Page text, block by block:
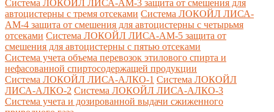
Система ЛОКОЙЛ ЛИСА-AM-3 защита от смешения для
автоцистерны с тремя отсеками Система ЛОКОЙЛ ЛИСА-
AM-4 защита от смешения для автоцистерны с четырьмя
отсеками Система ЛОКОЙЛ ЛИСА-AM-5 защита от
смешения для автоцистерны с пятью отсеками
Система учета объема перевозок этилового спирта и
нефасованной спиртосодержащей продукции
Система ЛОКОЙЛ ЛИСА-AЛКО-1 Система ЛОКОЙЛ
ЛИСА-АЛКО-2 Система ЛОКОЙЛ ЛИСА-АЛКО-3
Система учета и дозированной выдачи сжиженного